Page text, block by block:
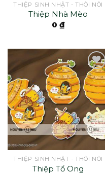
THIỆP SINH NHẬT - THÔI NÔI
Thiệp Nhà Mèo
0 ₫
THIỆP SINH NHẬT - THÔI NÔI
Thiệp Tổ Ong